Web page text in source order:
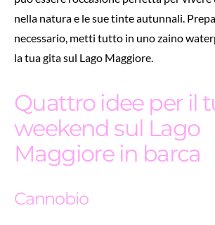
nella natura e le sue tinte autunnali.
necessario, metti tutto in uno zaino
la tua gita sul Lago Maggiore.
Quattro idee per il
weekend sul Lago
Maggiore in barca
Cannobio